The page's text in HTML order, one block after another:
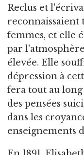
Reclus et
reconnaissaient
femmes, et elle
par
élevée. Elle
dépression à
fera tout au
des pensées
dans les
enseignements